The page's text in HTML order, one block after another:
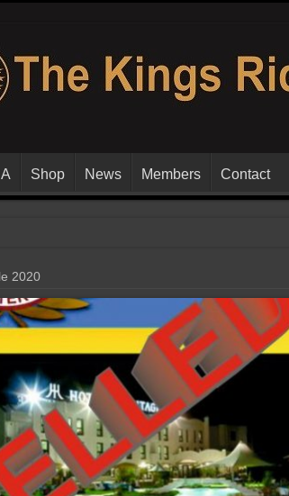
Shop News Members Contact
2020